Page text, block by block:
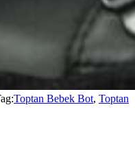
Toptan Bebek Bot, Toptan